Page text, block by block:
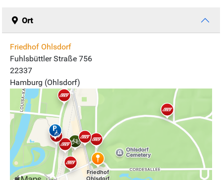
Ort
Friedhof Ohlsdorf
Fuhlsbüttler Straße 756
22337
Hamburg (Ohlsdorf)